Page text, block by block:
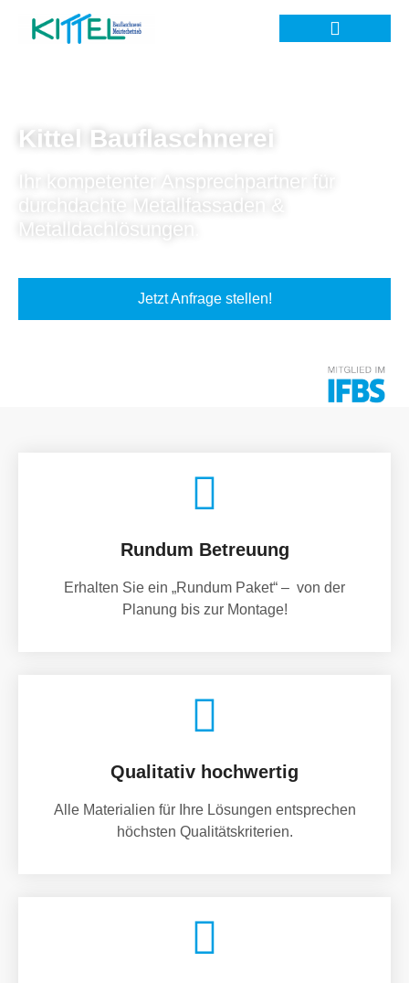
Kittel Bauflaschnerei
Ihr kompetenter Ansprechpartner für
durchdachte Metallfassaden &
Metalldachlösungen.
Jetzt Anfrage stellen!
Rundum Betreuung
Erhalten Sie ein „Rundum Paket“ – von der
Planung bis zur Montage!
Qualitativ hochwertig
Alle Materialien für Ihre Lösungen entsprechen
höchsten Qualitätskriterien.